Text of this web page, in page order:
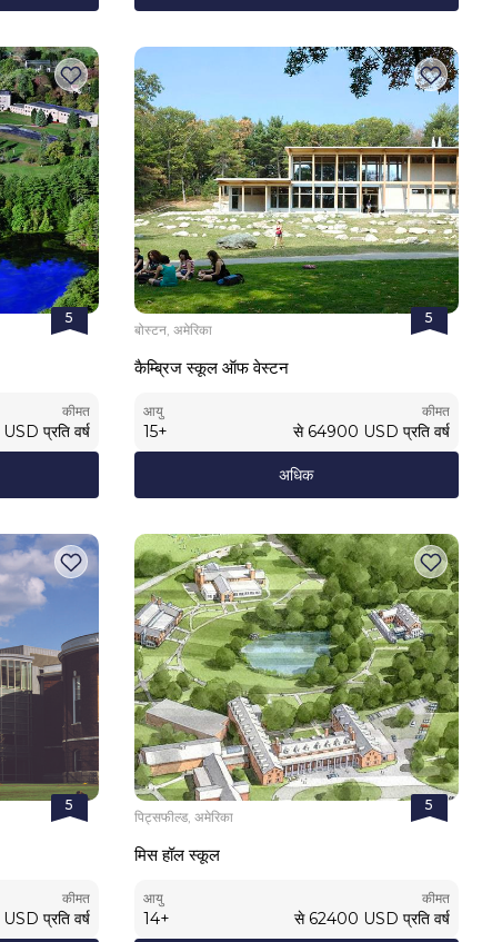
5
कीमत
USD प्रति वर्ष
5
बोस्टन, अमेरिका
कैम्ब्रिज स्कूल ऑफ वेस्टन
आयु
15+
कीमत
से 64900 USD प्रति वर्ष
अधिक
5
कीमत
USD प्रति वर्ष
5
पिट्सफील्ड, अमेरिका
मिस हॉल स्कूल
आयु
14+
कीमत
से 62400 USD प्रति वर्ष